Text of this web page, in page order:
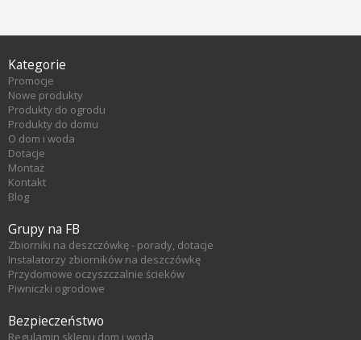
Kategorie
Promocje
Nowe produkty
Produkty do ogrodu
Produkty do domu
O dom i woda
Dotacje
Montaż
Kontakt
Blog
Grupy na FB
Zbiorniki na deszczówkę - porady, dotacje
Instalatorzy zbiorników na deszczówkę
Przydomowe oczyszczalnie ścieków
Piwniczki ogrodowe
Bezpieczeństwo
Regulamin sklepu dom i woda